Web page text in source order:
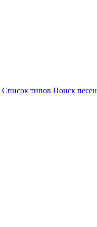
Cписок типов Поиск песен